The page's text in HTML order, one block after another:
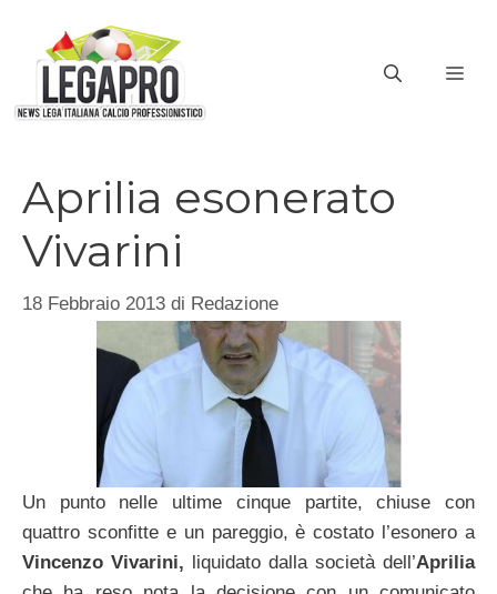
contenuto
Aprilia esonerato
Vivarini
18 Febbraio 2013 di Redazione
Un punto nelle ultime cinque partite, chiuse con
quattro sconfitte e un pareggio, è costato l’esonero a
Vincenzo Vivarini, liquidato dalla società dell’Aprilia